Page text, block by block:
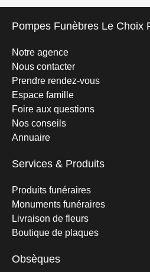
Pompes Funèbres Le Choix
Notre agence
Nous contacter
Prendre rendez-vous
Espace famille
Foire aux questions
Nos conseils
Annuaire
Services & Produits
Produits funéraires
Monuments funéraires
Livraison de fleurs
Boutique de plaques
Obsèques